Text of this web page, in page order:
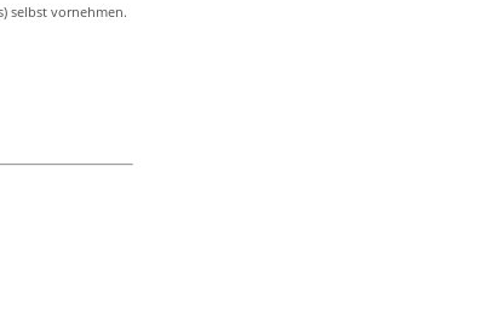
selbst vornehmen.